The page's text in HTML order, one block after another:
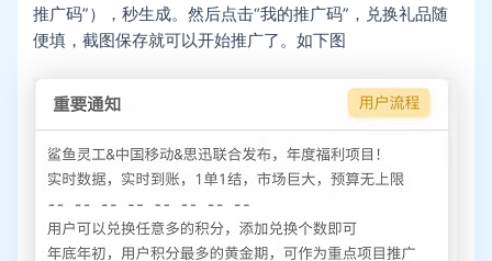
推广码”），秒生成。然后点击“我的推广码”，兑换礼品随
便填，截图保存就可以开始推广了。如下图